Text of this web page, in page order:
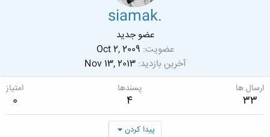
siamak.
عضو جدید
عضویت Oct 2, 2009
آخرین بازدید Nov 13, 2013
ارسال ها
33
پسندها
4
امتیاز
0
پیدا کردن